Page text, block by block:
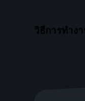
วิธีการทำง